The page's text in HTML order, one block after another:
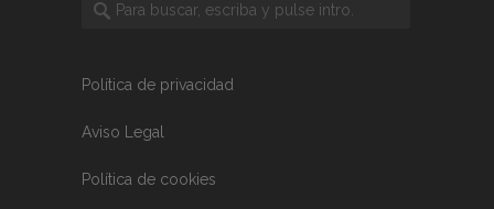
Política de privacidad
Aviso Legal
Política de cookies